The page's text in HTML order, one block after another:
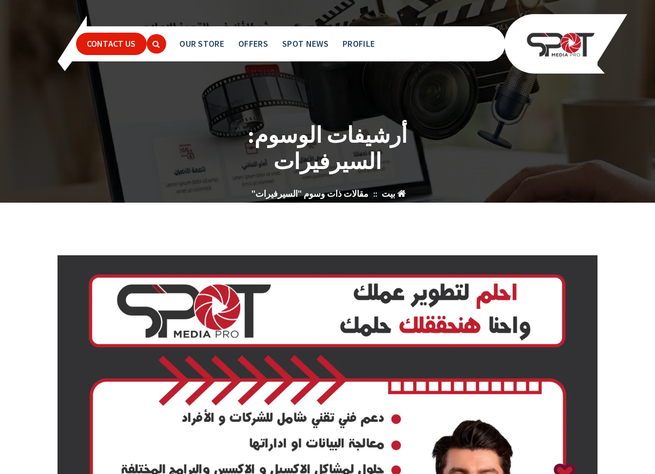
PROFILE
SPOT NEWS
OFFERS
OUR STORE
CONTACT US
أرشيفات الوسوم:
السيرفيرات
بيت :: مقالات ذات وسوم "السيرفيرات"